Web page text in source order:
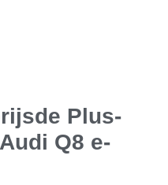
Plus-
Q8 e-